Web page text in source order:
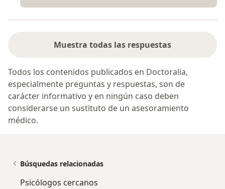
Muestra todas las respuestas
Todos los contenidos publicados en Doctoralia,
especialmente preguntas y respuestas, son de
carácter informativo y en ningún caso deben
considerarse un sustituto de un asesoramiento
médico.
Búsquedas relacionadas
Psicólogos cercanos